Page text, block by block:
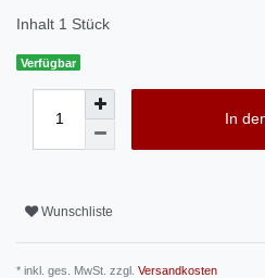
Inhalt 1 Stück
Verfügbar
In
Wunschliste
* inkl. ges. MwSt. zzgl. Versandkosten